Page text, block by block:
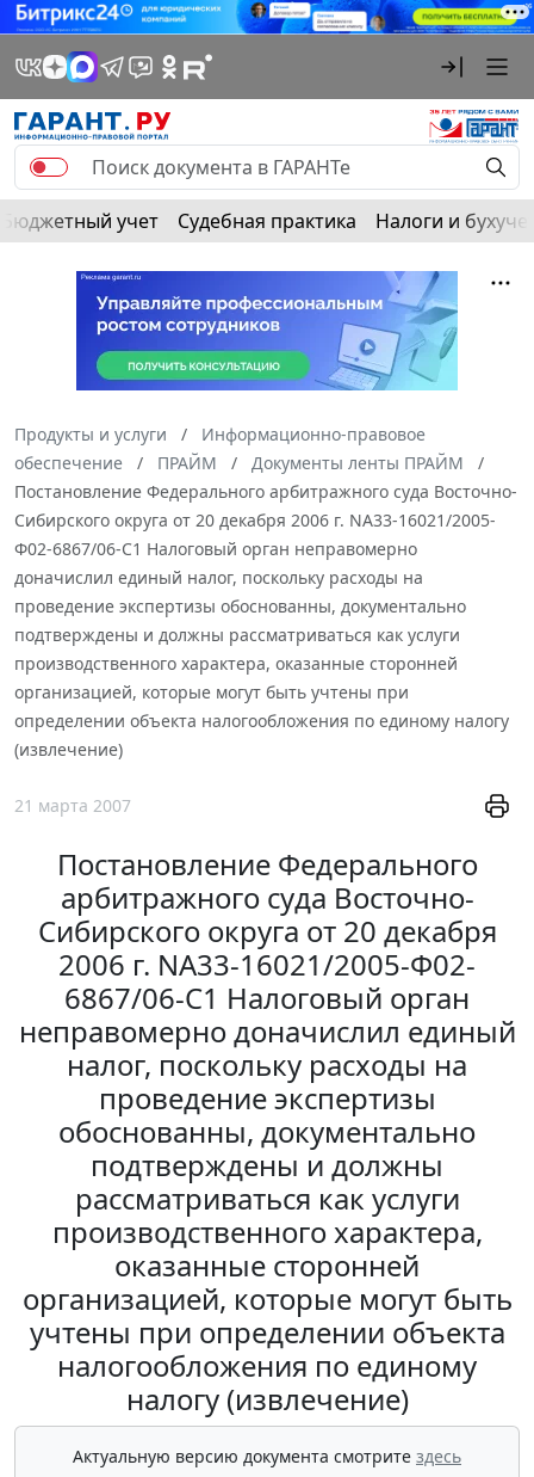
Бюджетный учет Судебная практика Налоги и
Продукты и услуги
Информационно-правовое
обеспечение
ПРАЙМ
Документы ленты ПРАЙМ
Постановление Федерального арбитражного суда Восточно-
Сибирского округа от 20 декабря 2006 г. NА33-16021/2005-
Ф02-6867/06-С1 Налоговый орган неправомерно
доначислил единый налог, поскольку расходы на
проведение экспертизы обоснованны, документально
подтверждены и должны рассматриваться как услуги
производственного характера, оказанные сторонней
организацией, которые могут быть учтены при
определении объекта налогообложения по единому налогу
(извлечение)
21 марта 2007
Постановление Федерального
арбитражного суда Восточно-
Сибирского округа от 20 декабря
2006 г. NА33-16021/2005-Ф02-
6867/06-С1 Налоговый орган
неправомерно доначислил единый
налог, поскольку расходы на
проведение экспертизы
обоснованны, документально
подтверждены и должны
рассматриваться как услуги
производственного характера,
оказанные сторонней
организацией, которые могут быть
учтены при определении объекта
налогообложения по единому
налогу (извлечение)
Актуальную версию документа смотрите здесь